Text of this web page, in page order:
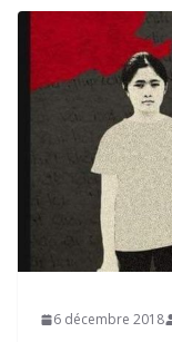
6 décembre 2018